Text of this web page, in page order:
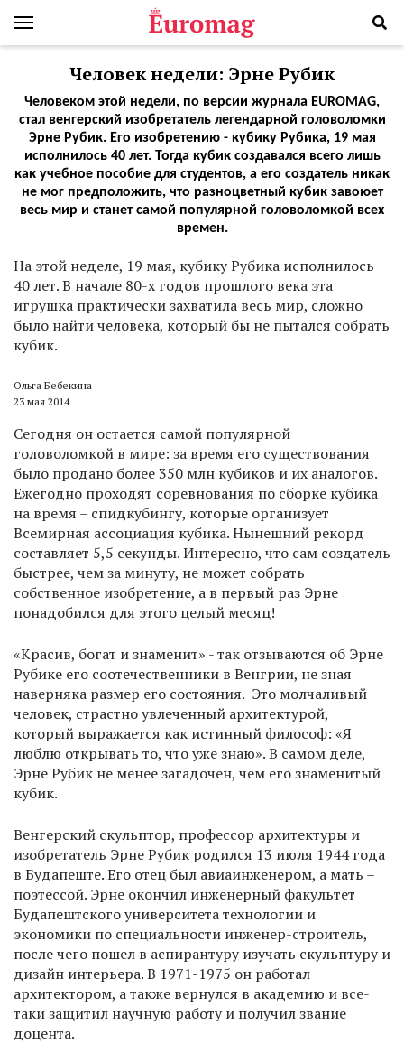
Человек недели: Эрне Рубик
Человеком этой недели, по версии журнала EUROMAG,
стал венгерский изобретатель легендарной головоломки
Эрне Рубик. Его изобретению - кубику Рубика, 19 мая
исполнилось 40 лет. Тогда кубик создавался всего лишь
как учебное пособие для студентов, а его создатель никак
не мог предположить, что разноцветный кубик завоюет
весь мир и станет самой популярной головоломкой всех
времен.
На этой неделе, 19 мая, кубику Рубика исполнилось
40 лет. В начале 80-х годов прошлого века эта
игрушка практически захватила весь мир, сложно
было найти человека, который бы не пытался собрать
кубик.
Ольга Бебекина
23 мая 2014
Сегодня он остается самой популярной
головоломкой в мире: за время его существования
было продано более 350 млн кубиков и их аналогов.
Ежегодно проходят соревнования по сборке кубика
на время – спидкубингу, которые организует
Всемирная ассоциация кубика. Нынешний рекорд
составляет 5,5 секунды. Интересно, что сам создатель
быстрее, чем за минуту, не может собрать
собственное изобретение, а в первый раз Эрне
понадобился для этого целый месяц!
«Красив, богат и знаменит» - так отзываются об Эрне
Рубике его соотечественники в Венгрии, не зная
наверняка размер его состояния. Это молчаливый
человек, страстно увлеченный архитектурой,
который выражается как истинный философ: «Я
люблю открывать то, что уже знаю». В самом деле,
Эрне Рубик не менее загадочен, чем его знаменитый
кубик.
Венгерский скульптор, профессор архитектуры и
изобретатель Эрне Рубик родился 13 июля 1944 года
в Будапеште. Его отец был авиаинженером, а мать –
поэтессой. Эрне окончил инженерный факультет
Будапештского университета технологии и
экономики по специальности инженер-строитель,
после чего пошел в аспирантуру изучать скульптуру и
дизайн интерьера. В 1971-1975 он работал
архитектором, а также вернулся в академию и все-
таки защитил научную работу и получил звание
доцента.